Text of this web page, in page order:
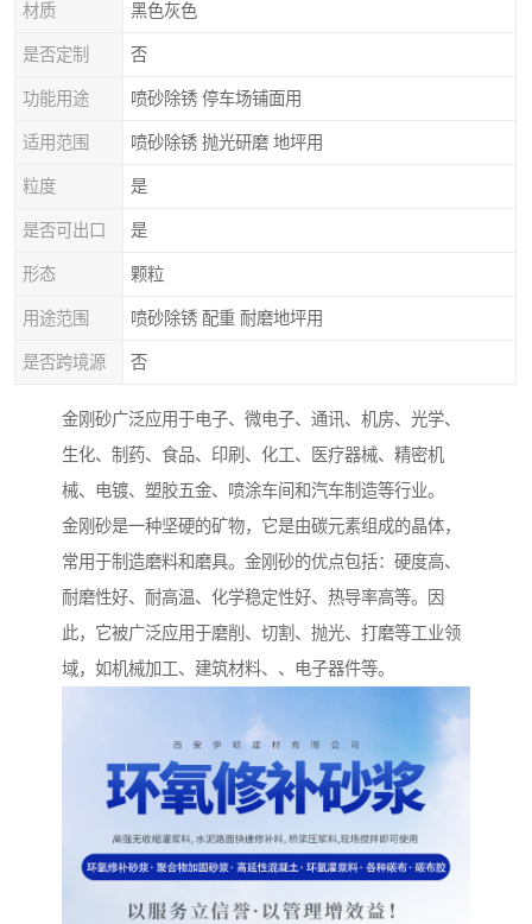
材质 黑色灰色
是否定制 否
功能用途 喷砂除锈 停车场铺面用
适用范围 喷砂除锈 抛光研磨 地坪用
粒度 是
是否可出口 是
形态 颗粒
用途范围 喷砂除锈 配重 耐磨地坪用
是否跨境源 否
金刚砂广泛应用于电子、微电子、通讯、机房、光学、
生化、制药、食品、印刷、化工、医疗器械、精密机
械、电镀、塑胶五金、喷涂车间和汽车制造等行业。
金刚砂是一种坚硬的矿物，它是由碳元素组成的晶体，
常用于制造磨料和磨具。金刚砂的优点包括：硬度高、
耐磨性好、耐高温、化学稳定性好、热导率高等。因
此，它被广泛应用于磨削、切割、抛光、打磨等工业领
域，如机械加工、建筑材料、、电子器件等。